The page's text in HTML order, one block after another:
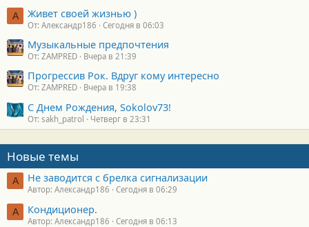
А Живет своей жизнью )
От: Александр186 Сегодня в 06:03
Музыкальные предпочтения
От: ZAMPRED Вчера в 21:39
Прогрессив Рок. Вдруг кому интересно
От: ZAMPRED Вчера в 19:38
С Днем Рождения, Sokolov73!
От: sakh_patrol Четверг в 23:31
Новые темы
А Не заводится с брелка сигнализации
Автор: Александр186 Сегодня в 06:29
А Кондиционер.
Автор: Александр186 Сегодня в 06:13